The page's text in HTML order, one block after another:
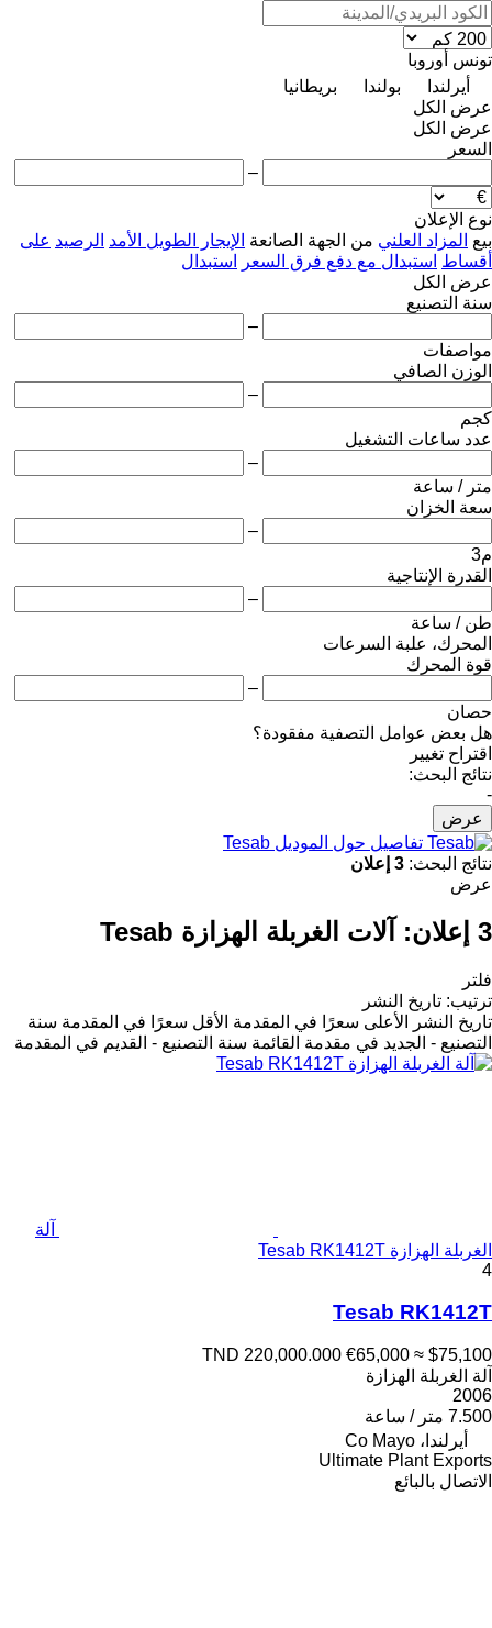
تونس أوروبا
أيرلندا
بولندا
بريطانيا
عرض الكل
عرض الكل
السعر
–
نوع الإعلان
بيع المزاد العلني من الجهة الصانعة الإيجار الطويل الأمد الرصيد على
أقساط استبدال مع دفع فرق السعر
استبدال
عرض الكل
سنة التصنيع
–
مواصفات
الوزن الصافي
–
كجم
عدد ساعات التشغيل
–
متر / ساعة
سعة الخزان
–
م3
القدرة الإنتاجية
–
طن / ساعة
المحرك، علبة السرعات
قوة المحرك
–
حصان
هل بعض عوامل التصفية مفقودة؟
اقتراح تغيير
نتائج البحث:
-
عرض
تفاصيل حول الموديل Tesab
نتائج البحث: 3 إعلان
عرض
3 إعلان: آلات الغربلة الهزازة Tesab
فلتر
ترتيب: تاريخ النشر
تاريخ النشر
الأعلى سعرًا في المقدمة الأقل سعرًا في المقدمة سنة
التصنيع - الجديد في مقدمة القائمة سنة التصنيع - القديم في المقدمة
آلة
الغربلة الهزازة Tesab RK1412T
4
Tesab RK1412T
TND 220,000.000 €65,000 ≈ $75,100
آلة الغربلة الهزازة
2006
7.500 متر / ساعة
أيرلندا، Co Mayo
Ultimate Plant Exports
الاتصال بالبائع